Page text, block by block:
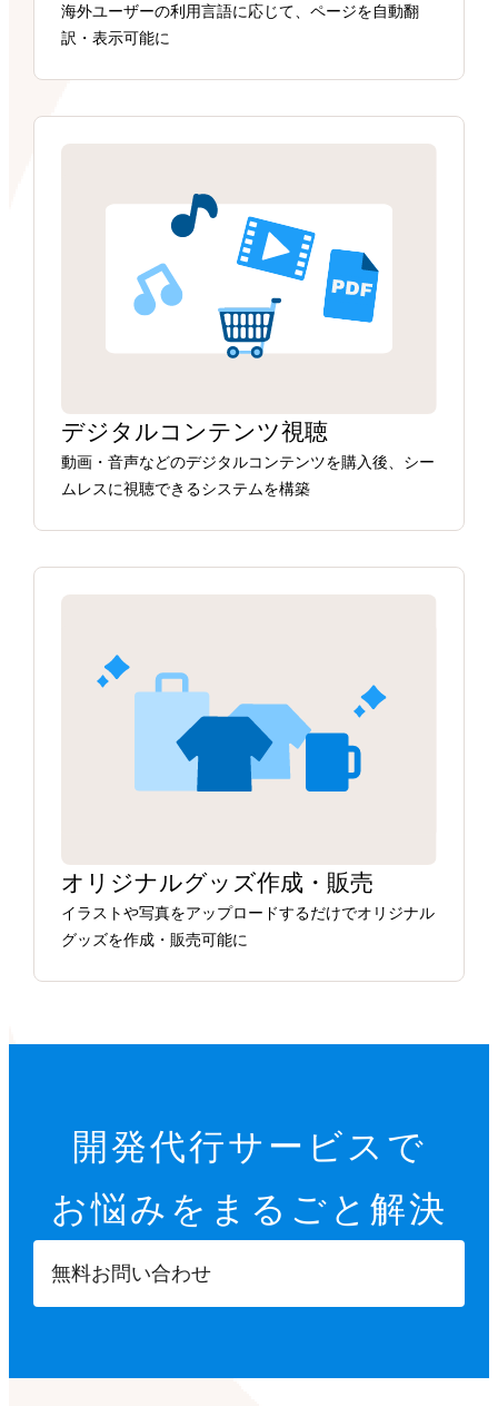
海外ユーザーの利用言語に応じて、ページを自動翻
訳・表示可能に
デジタルコンテンツ視聴
動画・音声などのデジタルコンテンツを購入後、シー
ムレスに視聴できるシステムを構築
オリジナルグッズ作成・販売
イラストや写真をアップロードするだけでオリジナル
グッズを作成・販売可能に
開発代行サービスで
お悩みをまるごと解決
無料お問い合わせ